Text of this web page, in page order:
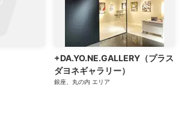
+DA.YO.NE.GALLERY（プラス
ダヨネギャラリー）
銀座、丸の内 エリア